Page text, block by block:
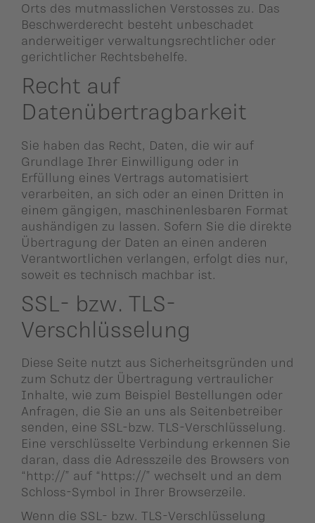
Orts des mutmasslichen Verstosses zu. Das
Beschwerderecht besteht unbeschadet
anderweitiger verwaltungsrechtlicher oder
gerichtlicher Rechtsbehelfe.
Recht auf
Datenübertragbarkeit
Sie haben das Recht, Daten, die wir auf
Grundlage Ihrer Einwilligung oder in
Erfüllung eines Vertrags automatisiert
verarbeiten, an sich oder an einen Dritten in
einem gängigen, maschinenlesbaren Format
aushändigen zu lassen. Sofern Sie die direkte
Übertragung der Daten an einen anderen
Verantwortlichen verlangen, erfolgt dies nur,
soweit es technisch machbar ist.
SSL- bzw. TLS-
Verschlüsselung
Diese Seite nutzt aus Sicherheitsgründen und
zum Schutz der Übertragung vertraulicher
Inhalte, wie zum Beispiel Bestellungen oder
Anfragen, die Sie an uns als Seitenbetreiber
senden, eine SSL-bzw. TLS-Verschlüsselung.
Eine verschlüsselte Verbindung erkennen Sie
daran, dass die Adresszeile des Browsers von
“http://” auf “https://” wechselt und an dem
Schloss-Symbol in Ihrer Browserzeile.
Wenn die SSL- bzw. TLS-Verschlüsselung